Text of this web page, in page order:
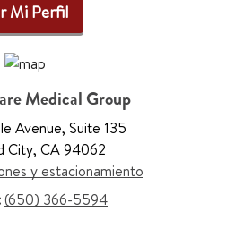
Mi Perfil
Medical Group
Avenue, Suite 135
City, CA 94062
y estacionamiento
(650) 366-5594